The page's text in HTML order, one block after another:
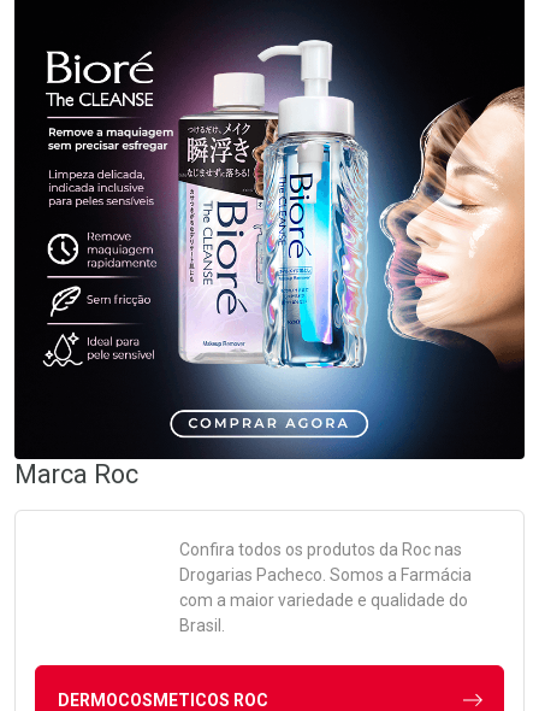
Marca Roc
Confira todos os produtos da Rocnas
Drogarias Pacheco. Somos a Farmácia
com a maior variedade e qualidade do
Brasil.
DERMOCOSMETICOS ROC